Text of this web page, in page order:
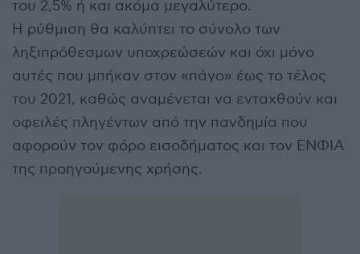
του 2,5% ή και ακόμα μεγαλύτερο.
Η ρύθμιση θα καλύπτει το σύνολο των
ληξιπρόθεσμων υποχρεώσεών και όχι μόνο
αυτές που μπήκαν στον «πάγο» έως το τέλος
του 2021, καθώς αναμένεται να ενταχθούν και
οφειλές πληγέντων από την πανδημία που
αφορούν τον φόρο εισοδήματος και τον ΕΝΦΙΑ
της προηγούμενης χρήσης.